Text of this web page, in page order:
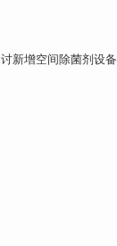
新增空间除菌剂设备